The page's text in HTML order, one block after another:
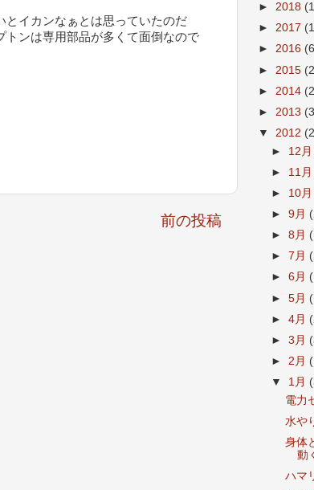
イカンなぁとは思っていたのだ
トンは専用部品が多くて面倒なので
前の投稿
► 2018
► 2017
► 2016
► 2015
► 2014
► 2013
▼ 2012
► 12月
► 11月
► 10月
►9月
►8月
►7月
►6月
►5月
►4月
►3月
► 2月
▼ 1月
電力
水や
身体
動
ハマ